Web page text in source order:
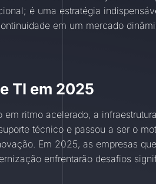
é uma estratégia
em um mercado
TI em 2025
ritmo acelerado, a
técnico e passou a ser o
Em 2025, as empresas
enfrentarão desafios